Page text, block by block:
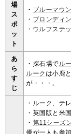
場
ス
ポ
ッ
ト
・ ブルーマウ
・ ブロンディ
・ ウルフステ
あ
ら
す
じ
・採石場で ル
ルーク は小鹿
が・・・。
・ ルーク
、テ
・英国版と米
・ 第11シーズ
優が一人も参